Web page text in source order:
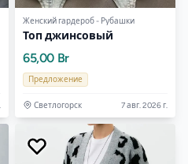
Женский гардероб - Рубашки
Топ джинсовый
65,00 Br
Предложение
Светлогорск 7 авг. 2026 г.